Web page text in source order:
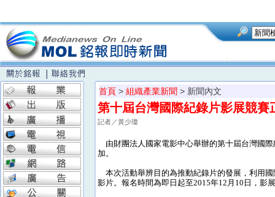
首頁 > 組織產業新聞 > 新聞內文
第十屆台灣國際紀錄片影展競賽
記者／黃少瓊
由財團法人國家電影中心舉辦的第十屆台灣國
加。
本次活動舉辨目的為推動紀錄片的發展，利用
影片。報名時間為即日起至2015年12月10日，影